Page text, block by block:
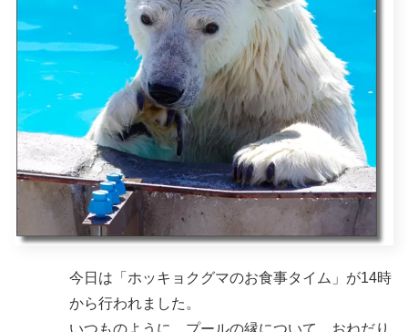
今日は「ホッキョクグマのお食事タイム」が14時
から行われました。